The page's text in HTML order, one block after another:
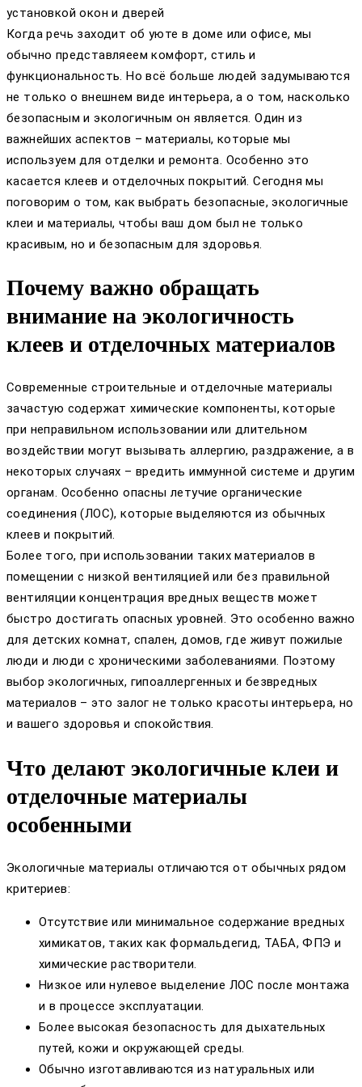
установкой окон и дверей
Когда речь заходит об уюте в доме или офисе, мы
обычно представляеем комфорт, стиль и
функциональность. Но всё больше людей задумываются
не только о внешнем виде интерьера, а о том, насколько
безопасным и экологичным он является. Один из
важнейших аспектов – материалы, которые мы
используем для отделки и ремонта. Особенно это
касается клеев и отделочных покрытий. Сегодня мы
поговорим о том, как выбрать безопасные, экологичные
клеи и материалы, чтобы ваш дом был не только
красивым, но и безопасным для здоровья.
Почему важно обращать
внимание на экологичность
клеев и отделочных материалов
Современные строительные и отделочные материалы
зачастую содержат химические компоненты, которые
при неправильном использовании или длительном
воздействии могут вызывать аллергию, раздражение, а в
некоторых случаях – вредить иммунной системе и другим
органам. Особенно опасны летучие органические
соединения (ЛОС), которые выделяются из обычных
клеев и покрытий.
Более того, при использовании таких материалов в
помещении с низкой вентиляцией или без правильной
вентиляции концентрация вредных веществ может
быстро достигать опасных уровней. Это особенно важно
для детских комнат, спален, домов, где живут пожилые
люди и люди с хроническими заболеваниями. Поэтому
выбор экологичных, гипоаллергенных и безвредных
материалов – это залог не только красоты интерьера, но
и вашего здоровья и спокойствия.
Что делают экологичные клеи и
отделочные материалы
особенными
Экологичные материалы отличаются от обычных рядом
критериев:
Отсутствие или минимальное содержание вредных
химикатов, таких как формальдегид, ТАБА, ФПЭ и
химические растворители.
Низкое или нулевое выделение ЛОС после монтажа
и в процессе эксплуатации.
Более высокая безопасность для дыхательных
путей, кожи и окружающей среды.
Обычно изготавливаются из натуральных или